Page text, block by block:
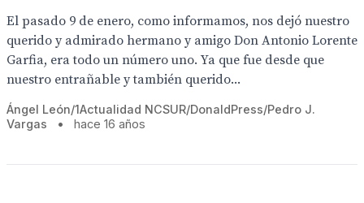
El pasado 9 de enero, como informamos, nos dejó nuestro
querido y admirado hermano y amigo Don Antonio Lorente
Garfia, era todo un número uno. Ya que fue desde que
nuestro entrañable y también querido...
Ángel León/1Actualidad NCSUR/DonaldPress/Pedro J.
Vargas
• hace 16 años